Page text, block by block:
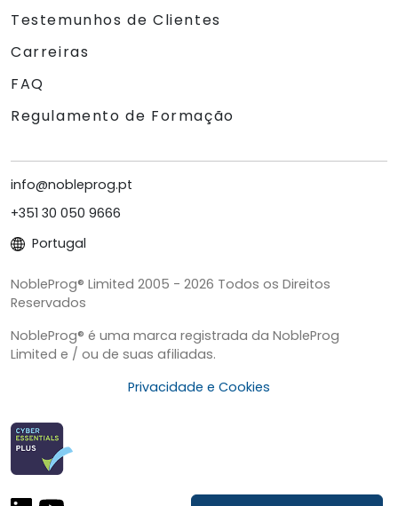
Testemunhos de Clientes
Carreiras
FAQ
Regulamento de Formação
info@nobleprog.pt
+351 30 050 9666
Portugal
NobleProg® Limited 2005 - 2026 Todos os Direitos
Reservados
NobleProg® é uma marca registrada da NobleProg
Limited e / ou de suas afiliadas.
Privacidade e Cookies